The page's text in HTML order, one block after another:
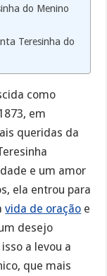
do Menino
Teresinha do
como
em
queridas da
e um amor
ela entrou para
vida de oração e
desejo
a levou a
que mais